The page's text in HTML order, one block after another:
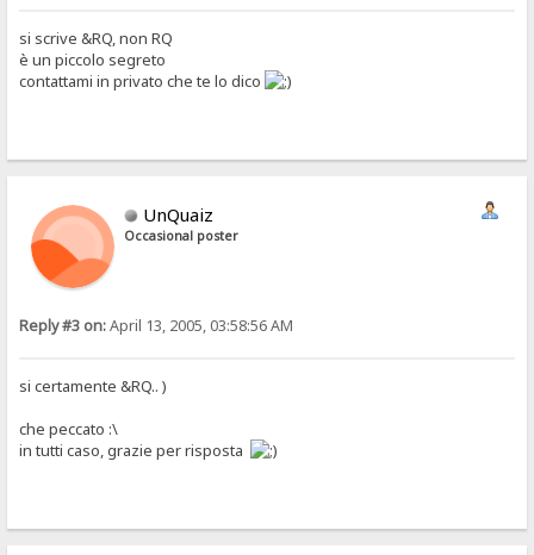
si scrive &RQ, non RQ
è un piccolo segreto
contattami in privato che te lo dico
UnQuaiz
Occasional poster
Reply #3 on:April 13, 2005, 03:58:56 AM
si certamente &RQ.. )
che peccato :\
in tutti caso, grazie per risposta